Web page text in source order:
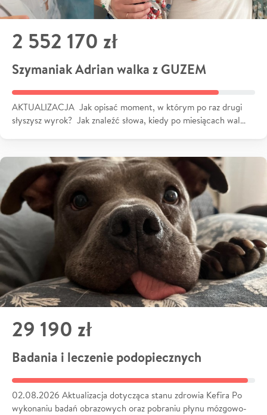
2 552 170 zł
Szymaniak Adrian walka z GUZEM
AKTUALIZACJA Jak opisać moment, w którym po raz drugi
słyszysz wyrok? Jak znaleźć słowa, kiedy po miesiącach wal…
29 190 zł
Badania i leczenie podopiecznych
02.08.2026 Aktualizacja dotycząca stanu zdrowia Kefira Po
wykonaniu badań obrazowych oraz pobraniu płynu mózgowo-